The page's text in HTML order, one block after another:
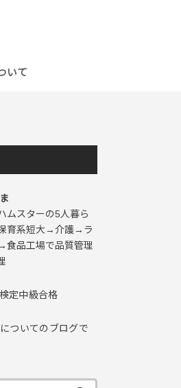
いて
ムスターの5人暮ら
育系短大→介護→ラ
食品工場で品質管理
定中級合格
ついてのブログで